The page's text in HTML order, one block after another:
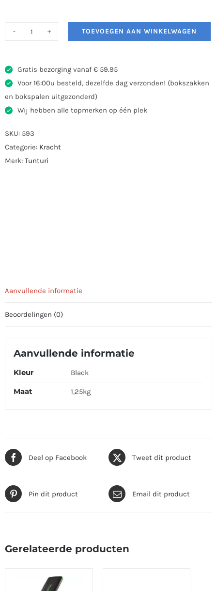
Set
1,25kg
aantal
TOEVOEGEN AAN WINKELWAGEN
Gratis bezorging vanaf € 59.95
Voor 16:00u besteld, dezelfde dag verzonden! (bokszakken
en bokspalen uitgezonderd)
Wij hebben alle topmerken op één plek
SKU: 593
Categorie: Kracht
Merk: Tunturi
Aanvullende informatie
Beoordelingen (0)
Aanvullende informatie
Kleur Black
Maat 1,25kg
Deel op Facebook Tweet dit product
Pin dit product Email dit product
Gerelateerde producten